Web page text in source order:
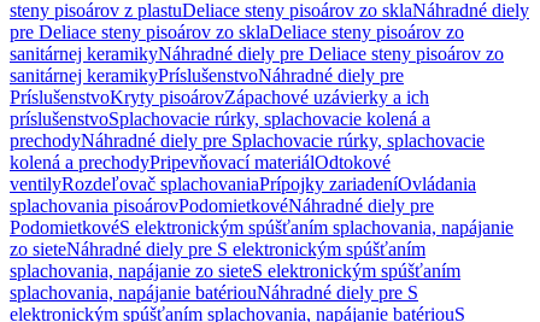
steny pisoárov z plastuDeliace steny pisoárov zo sklaNáhradné diely
pre Deliace steny pisoárov zo sklaDeliace steny pisoárov zo
sanitárnej keramikyNáhradné diely pre Deliace steny pisoárov zo
sanitárnej keramikyPríslušenstvoNáhradné diely pre
PríslušenstvoKryty pisoárovZápachové uzávierky a ich
príslušenstvoSplachovacie rúrky, splachovacie kolená a
prechodyNáhradné diely pre Splachovacie rúrky, splachovacie
kolená a prechodyPripevňovací materiálOdtokové
ventilyRozdeľovač splachovaniaPrípojky zariadeníOvládania
splachovania pisoárovPodomietkovéNáhradné diely pre
PodomietkovéS elektronickým spúšťaním splachovania, napájanie
zo sieteNáhradné diely pre S elektronickým spúšťaním
splachovania, napájanie zo sieteS elektronickým spúšťaním
splachovania, napájanie batériouNáhradné diely pre S
elektronickým spúšťaním splachovania, napájanie batériouS